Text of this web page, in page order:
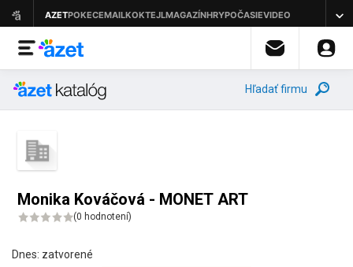
Hľadať firmu
Monika Kováčová - MONET ART
(0 hodnotení)
Dnes: zatvorené